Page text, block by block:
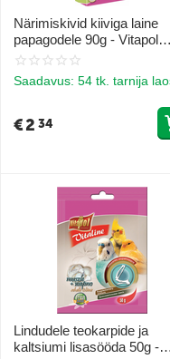
Närimiskivid kiiviga laine
papagodele 90g - Vitapol
STANDARD Smakers kiwi
Saadavus: 54 tk. tarnija
€2 34
Lindudele teokarpide ja
kaltsiumi lisasööda 50g -